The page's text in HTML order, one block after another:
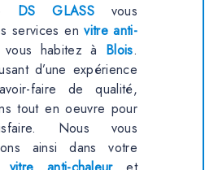
DS GLASSvous
services envitre anti-
habitez à Blois.
d’une expérience
faire de qualité,
tout en oeuvre pour
Nous vous
ainsi dans votre